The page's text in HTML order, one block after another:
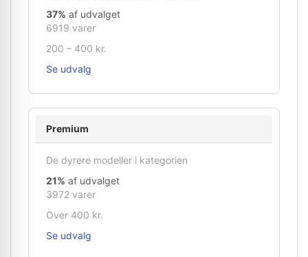
37% af udvalget
6919 varer
200 – 400 kr.
Se udvalg
Premium
De dyrere modeller i kategorien
21% af udvalget
3972 varer
Over 400 kr.
Se udvalg